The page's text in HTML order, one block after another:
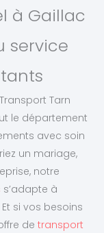
à Gaillac
service
Tarn
le département
avec soin
un mariage,
notre
s’adapte à
si vos besoins
de transport